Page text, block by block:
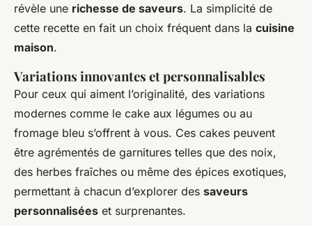
révèle une richesse de saveurs. La simplicité de
cette recette en fait un choix fréquent dans la cuisine
maison.
Variations innovantes et personnalisables
Pour ceux qui aiment l’originalité, des variations
modernes comme le cake aux légumes ou au
fromage bleu s’offrent à vous. Ces cakes peuvent
être agrémentés de garnitures telles que des noix,
des herbes fraîches ou même des épices exotiques,
permettant à chacun d’explorer des saveurs
personnalisées et surprenantes.